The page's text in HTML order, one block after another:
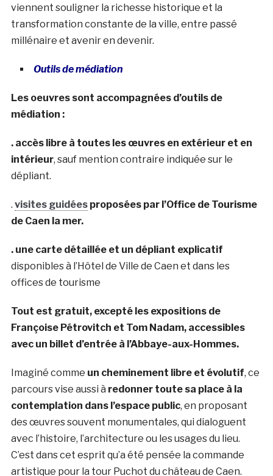
viennent souligner la richesse historique et la
transformation constante de la ville, entre passé
millénaire et avenir en devenir.
Outils de médiation
Les oeuvres sont accompagnées d’outils de
médiation :
. accès libre à toutes les œuvres en extérieur et en
intérieur, sauf mention contraire indiquée sur le
dépliant.
. visites guidéesproposées par l’Office de Tourisme
de Caen la mer.
. une carte détaillée et un dépliant explicatif
disponibles à l’Hôtel de Ville de Caen et dans les
offices de tourisme
Tout est gratuit, excepté les expositions de
Françoise Pétrovitch et Tom Nadam, accessibles
avec un billet d’entrée à l’Abbaye-aux-Hommes.
Imaginé comme un cheminement libre et évolutif, ce
parcours vise aussi à redonner toute sa place à la
contemplation dans l’espace public, en proposant
des œuvres souvent monumentales, qui dialoguent
avec l’histoire, l’architecture ou les usages du lieu.
C’est dans cet esprit qu’a été pensée la commande
artistique pour la tour Puchot du château de Caen.